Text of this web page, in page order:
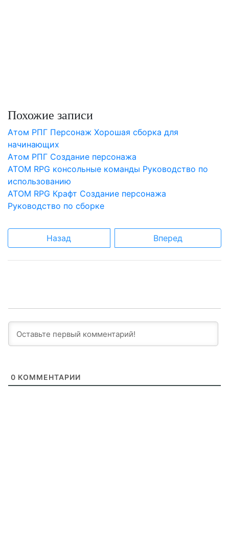
Похожие записи
Атом РПГ Персонаж Хорошая сборка для
начинающих
Атом РПГ Создание персонажа
ATOM RPG консольные команды Руководство по
использованию
ATOM RPG Крафт Создание персонажа
Руководство по сборке
Назад Вперед
0 КОММЕНТАРИИ